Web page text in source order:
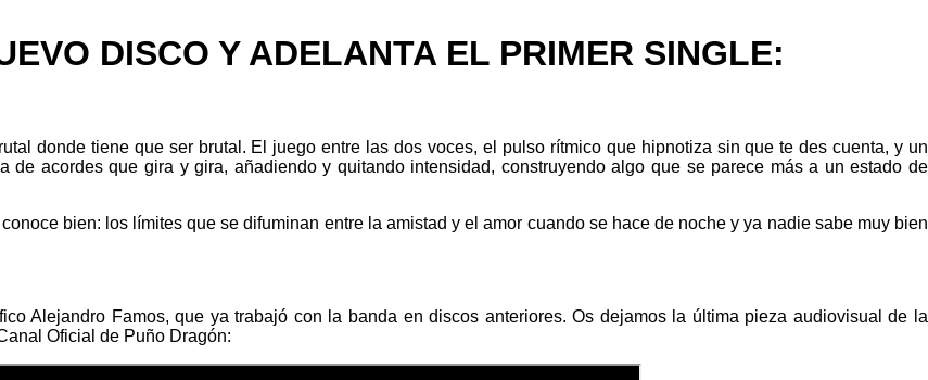
DISCO Y ADELANTA EL PRIMER SINGLE:
donde tiene que ser brutal. El juego entre las dos voces, el pulso rítmico que hipnotiza sin que te des cuenta, y un
acordes que gira y gira, añadiendo y quitando intensidad, construyendo algo que se parece más a un estado de
bien: los límites que se difuminan entre la amistad y el amor cuando se hace de noche y ya nadie sabe muy bien
Alejandro Famos, que ya trabajó con la banda en discos anteriores. Os dejamos la última pieza audiovisual de la
Oficial de Puño Dragón: